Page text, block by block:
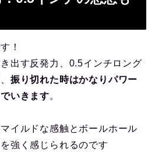
！
出す反発力、0.5インチロング
振り切れた時はかなりパワー
いきます。
イルドな感触とボールホール
強く感じられるのです